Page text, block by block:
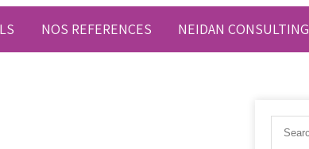
NOS REFERENCES NEIDAN CONSULTING